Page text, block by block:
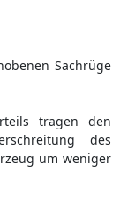
Sachrüge
tragen den
des
um weniger